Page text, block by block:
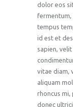
dolor eos
fermentum,
tempus
id est et
sapien,
vitae diam,
aliquam
rhoncus mi,
donec